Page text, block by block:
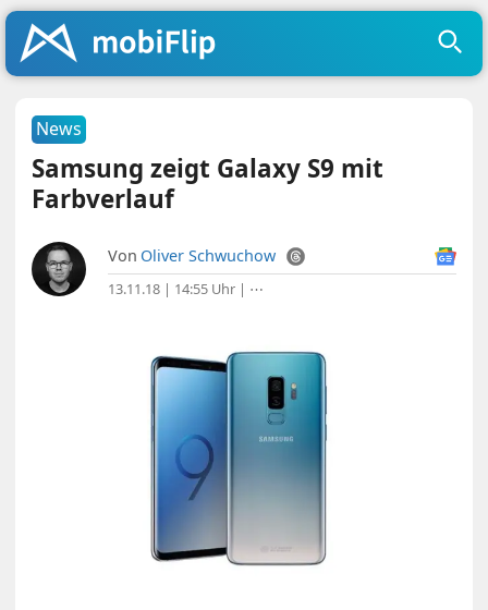
News
Samsung zeigt Galaxy S9 mit
Farbverlauf
Von Oliver Schwuchow
13.11.18 | 14:55 Uhr | ⋯